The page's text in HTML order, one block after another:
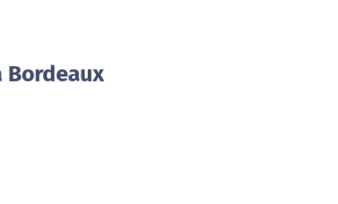
Bordeaux